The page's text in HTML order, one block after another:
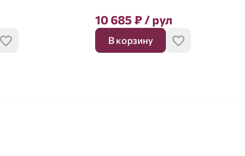
10 685 ₽/ рул
В корзину